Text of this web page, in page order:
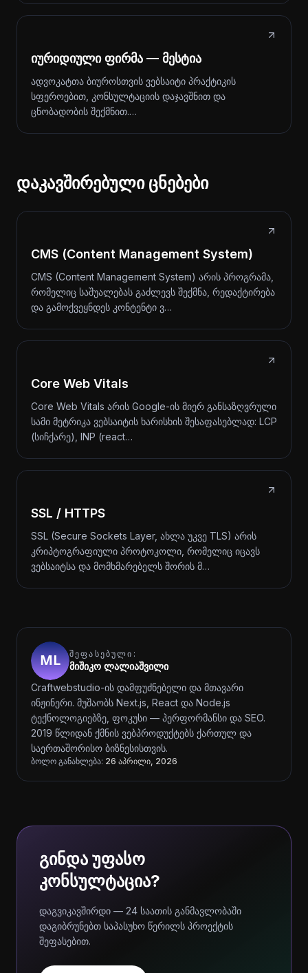
იურიდიული ფირმა — მესტია
ადვოკატთა ბიუროსთვის ვებსაიტი პრაქტიკის
სფეროებით, კონსულტაციის დაჯავშნით და
ცნობადობის შექმნით.…
დაკავშირებული ცნებები
CMS (Content Management System)
CMS (Content Management System) არის პროგრამა,
რომელიც საშუალებას გაძლევს შექმნა, რედაქტირება
და გამოქვეყნდეს კონტენტი ვ…
Core Web Vitals
Core Web Vitals არის Google-ის მიერ განსაზღვრული
სამი მეტრიკა ვებსაიტის ხარისხის შესაფასებლად: LCP
(სიჩქარე), INP (react…
SSL / HTTPS
SSL (Secure Sockets Layer, ახლა უკვე TLS) არის
კრიპტოგრაფიული პროტოკოლი, რომელიც იცავს
ვებსაიტსა და მომხმარებელს შორის მ…
ᲨᲔᲤᲐᲡᲔᲑᲣᲚᲘ:
მიშიკო ლალიაშვილი
Craftwebstudio-ის დამფუძნებელი და მთავარი
ინჟინერი. მუშაობს Next.js, React და Node.js
ტექნოლოგიებზე, ფოკუსი — პერფორმანსი და SEO.
2019 წლიდან ქმნის ვებპროდუქტებს ქართულ და
საერთაშორისო ბიზნესისთვის.
ბოლო განახლება: 26 აპრილი, 2026
გინდა უფასო
კონსულტაცია?
დაგვიკავშირდი — 24 საათის განმავლობაში
დაგიბრუნებთ საპასუხო წერილს პროექტის
შეფასებით.